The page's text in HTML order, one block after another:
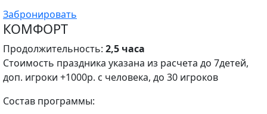
Забронировать
КОМФОРТ
Продолжительность: 2,5 часа
Стоимость праздника указана из расчета до 7детей,
доп. игроки +1000р. с человека, до 30 игроков
Состав программы: